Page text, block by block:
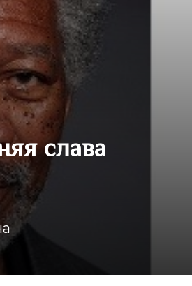
слава